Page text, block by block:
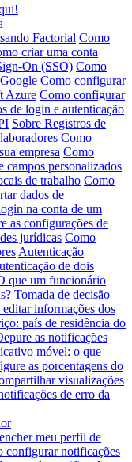
Factorial Como
criar uma conta
On (SSO) Como
Como configurar
Azure Como configurar
de login e autenticação
Sobre Registros de
Como
empresa Como
campos personalizados
de trabalho Como
dados de
na conta de um
as configurações de
jurídicas Como
Autenticação
de dois
que um funcionário
Tomada de decisão
informações dos
país de residência do
as notificações
móvel: o que
as porcentagens do
visualizações
de erro da
meu perfil de
configurar notificações